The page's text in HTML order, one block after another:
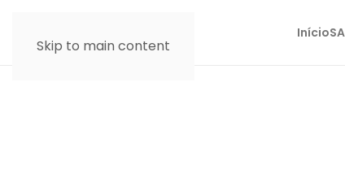
Skip to main content
Início